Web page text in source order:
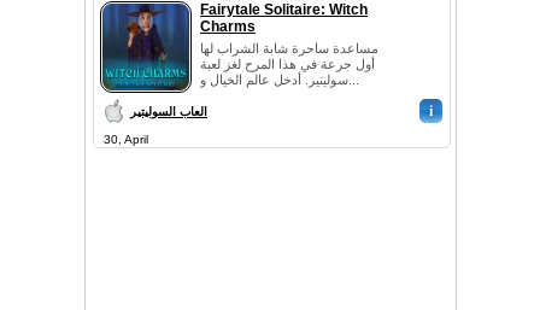
Fairytale Solitaire: Witch
Charms
مساعدة ساحرة شابة الشراب لها
أول جرعة في هذا المرح لغز لعبة
العاب السوليتير i
30, April